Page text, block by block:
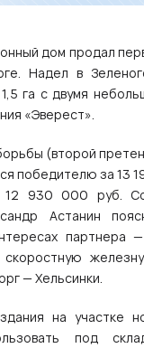
дом продал
Надел в
га с двумя
«Эверест».
(второй
победителю за 13
12 930 000 руб.
Астанин
партнера
— Хельсинки.
на участке
под